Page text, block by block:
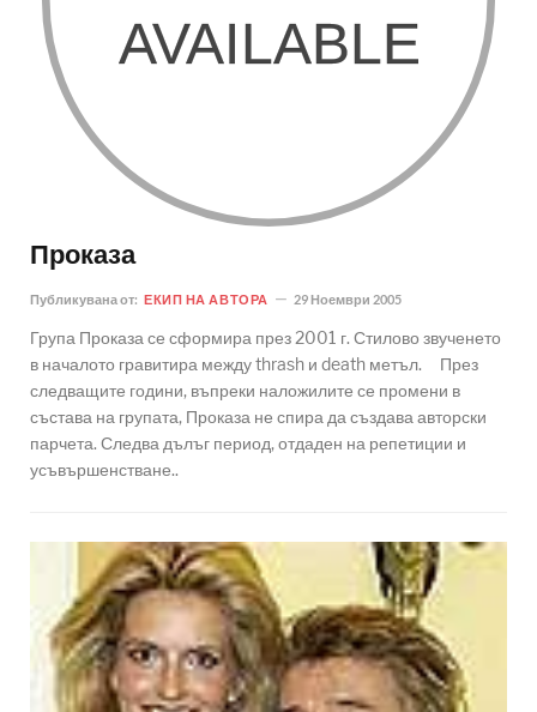
Проказа
Публикувана от: ЕКИП НА АВТОРА 29 Ноември 2005
Група Проказа се сформира през 2001 г. Стилово звученето
в началото гравитира между thrash и death метъл. През
следващите години, въпреки наложилите се промени в
състава на групата, Проказа не спира да създава авторски
парчета. Следва дълъг период, отдаден на репетиции и
усъвършенстване..